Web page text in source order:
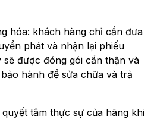
hóa: khách hàng chỉ cần đưa
phát và nhận lại phiếu
sẽ được đóng gói cẩn thận và
hành để sửa chữa và trả
tâm thực sự của hãng khi